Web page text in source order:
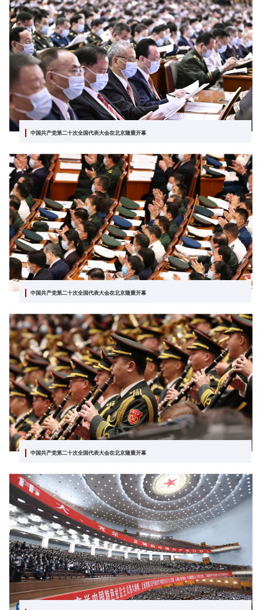
中国共产党第二十次全国代表大会在北京隆重开幕
中国共产党第二十次全国代表大会在北京隆重开幕
中国共产党第二十次全国代表大会在北京隆重开幕